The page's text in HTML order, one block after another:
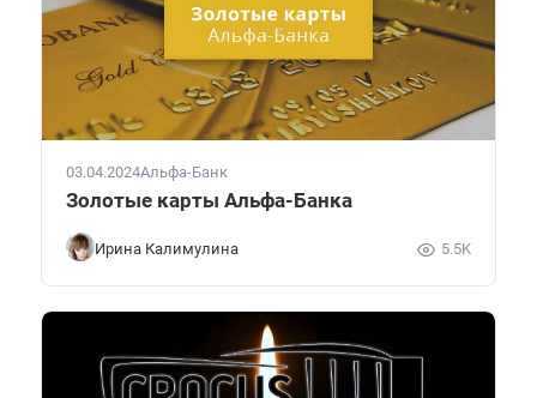
03.04.2024Альфа-Банк
Золотые карты Альфа-Банка
Ирина Калимулина 5.5K